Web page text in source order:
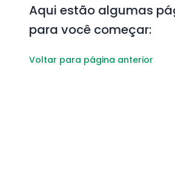
Aqui estão algumas
para você começar:
Voltar para página anterior